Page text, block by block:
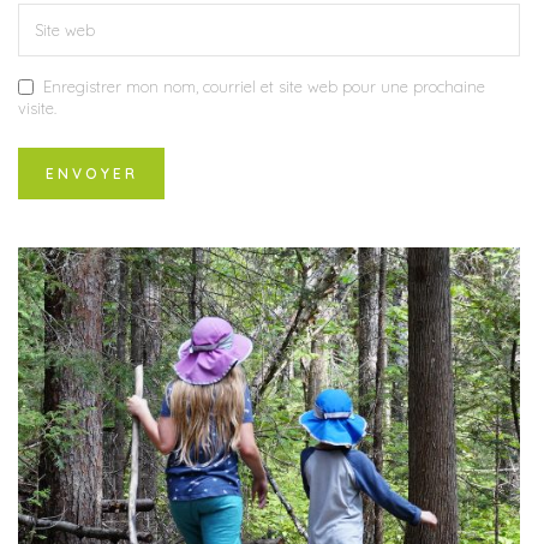
Enregistrer mon nom, courriel et site web pour une prochaine
visite.